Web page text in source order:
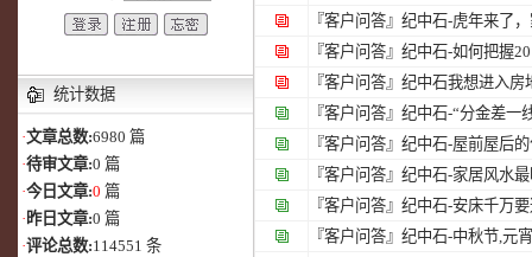
统计数据
·文章总数:6980 篇
·待审文章:0 篇
·今日文章:0 篇
· 昨日文章:0 篇
·评论总数:114551 条
『客户问答』 纪中石-虎年来了
『客户问答』 纪中石-如何把握
『客户问答』 纪中石我想进入房
『客户问答』 纪中石-“分金差一
『客户问答』 纪中石-屋前屋后
『客户问答』 纪中石-家居风水
『客户问答』 纪中石-安床千万
『客户问答』 纪中石-中秋节,元